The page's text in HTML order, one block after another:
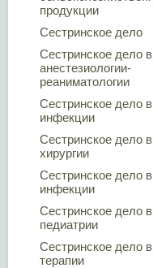
продукции
Сестринское дело
Сестринское дело в
анестезиологии-
реаниматологии
Сестринское дело в
инфекции
Сестринское дело в
хирургии
Сестринское дело в
инфекции
Сестринское дело в
педиатрии
Сестринское дело в
терапии